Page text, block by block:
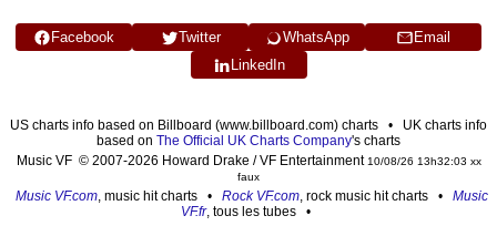
Facebook Twitter WhatsApp
Email
LinkedIn
US charts info based on Billboard (www.billboard.com) charts • UK charts info
based on The Official UK Charts Company's charts
Music VF © 2007-2026 Howard Drake / VF Entertainment 10/08/26 13h32:03 xx
faux
Music VF.com, music hit charts • Rock VF.com, rock music hit charts • Music
VF.fr, tous les tubes •